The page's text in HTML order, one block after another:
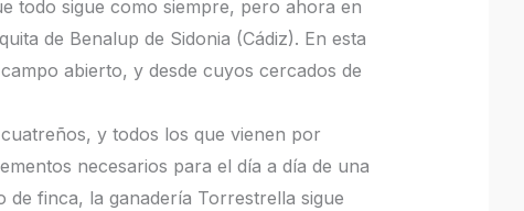
todo sigue como siempre, pero ahora en
de Benalup de Sidonia (Cádiz). En esta
abierto, y desde cuyos cercados de
y todos los que vienen por
necesarios para el día a día de una
de finca, la ganadería Torrestrella sigue